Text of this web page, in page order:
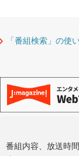
「番組検索」の使
番組内容、放送時